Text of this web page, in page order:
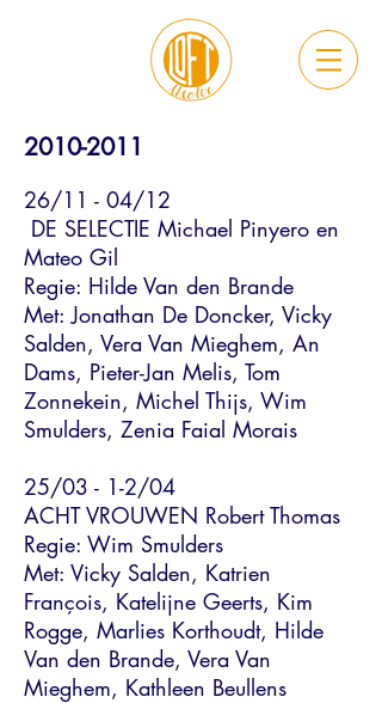
2010-2011
26/11 - 04/12
DE SELECTIE Michael Pinyero en
Mateo Gil
Regie: Hilde Van den Brande
Met: Jonathan De Doncker, Vicky
Salden, Vera Van Mieghem, An
Dams, Pieter-Jan Melis, Tom
Zonnekein, Michel Thijs, Wim
Smulders, Zenia Faial Morais
25/03 - 1-2/04
ACHT VROUWEN Robert Thomas
Regie: Wim Smulders
Met: Vicky Salden, Katrien
François, Katelijne Geerts, Kim
Rogge, Marlies Korthoudt, Hilde
Van den Brande, Vera Van
Mieghem, Kathleen Beullens